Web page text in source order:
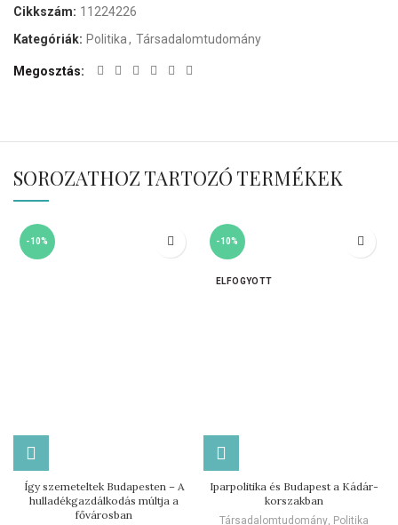
Cikkszám: 11224226
Kategóriák: Politika, Társadalomtudomány
Megosztás
SOROZATHOZ TARTOZÓ TERMÉKEK
-10%
Így szemeteltek Budapesten – A
hulladékgazdálkodás múltja a
fővárosban
-10%
ELFOGYOTT
Iparpolitika és Budapest a Kádár-
korszakban
Társadalomtudomány, Politika